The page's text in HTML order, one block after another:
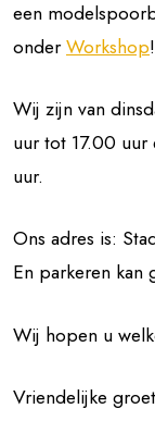
een
onderWorkshop!
Wij zijn van
uur tot 17.00
uur.
Ons adres is:
En parkeren kan
Wij hopen u
Vriendelijke